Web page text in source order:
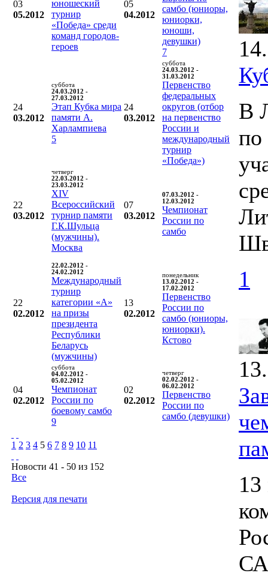
03
05.2012
юношеский
турнир
«Победа» среди
команд городов-
героев
05
04.2012
самбо (юниоры,
юниорки,
юноши,
девушки)
7
24
03.2012
суббота
24.03.2012 -
27.03.2012
Этап Кубка мира
памяти А.
Харлампиева
5
24
03.2012
суббота
24.03.2012 -
31.03.2012
Первенство
федеральных
округов (отбор
на первенство
России и
международный
турнир
«Победа»)
22
03.2012
четверг
22.03.2012 -
23.03.2012
XIV
Всероссийский
турнир памяти
Г.К.Шульца
(мужчины).
Москва
07
03.2012
07.03.2012 -
12.03.2012
Чемпионат
России по
самбо
22
02.2012
22.02.2012 -
24.02.2012
Международный
турнир
категории «А»
на призы
президента
Республики
Беларусь
(мужчины)
13
02.2012
понедельник
13.02.2012 -
17.02.2012
Первенство
России по
самбо (юниоры,
юниорки).
Кстово
04
02.2012
суббота
04.02.2012 -
05.02.2012
Чемпионат
России по
боевому самбо
9
02
02.2012
четверг
02.02.2012 -
06.02.2012
Первенство
России по
самбо (девушки)
1 2 3 4 5 6 7 8 9 10 11
Новости 41 - 50 из 152
Все
Версия для печати
В
1
13